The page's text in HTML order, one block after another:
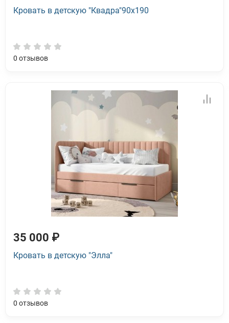
Кровать в детскую "Квадра"90x190
0 отзывов
35 000 ₽
Кровать в детскую "Элла"
0 отзывов